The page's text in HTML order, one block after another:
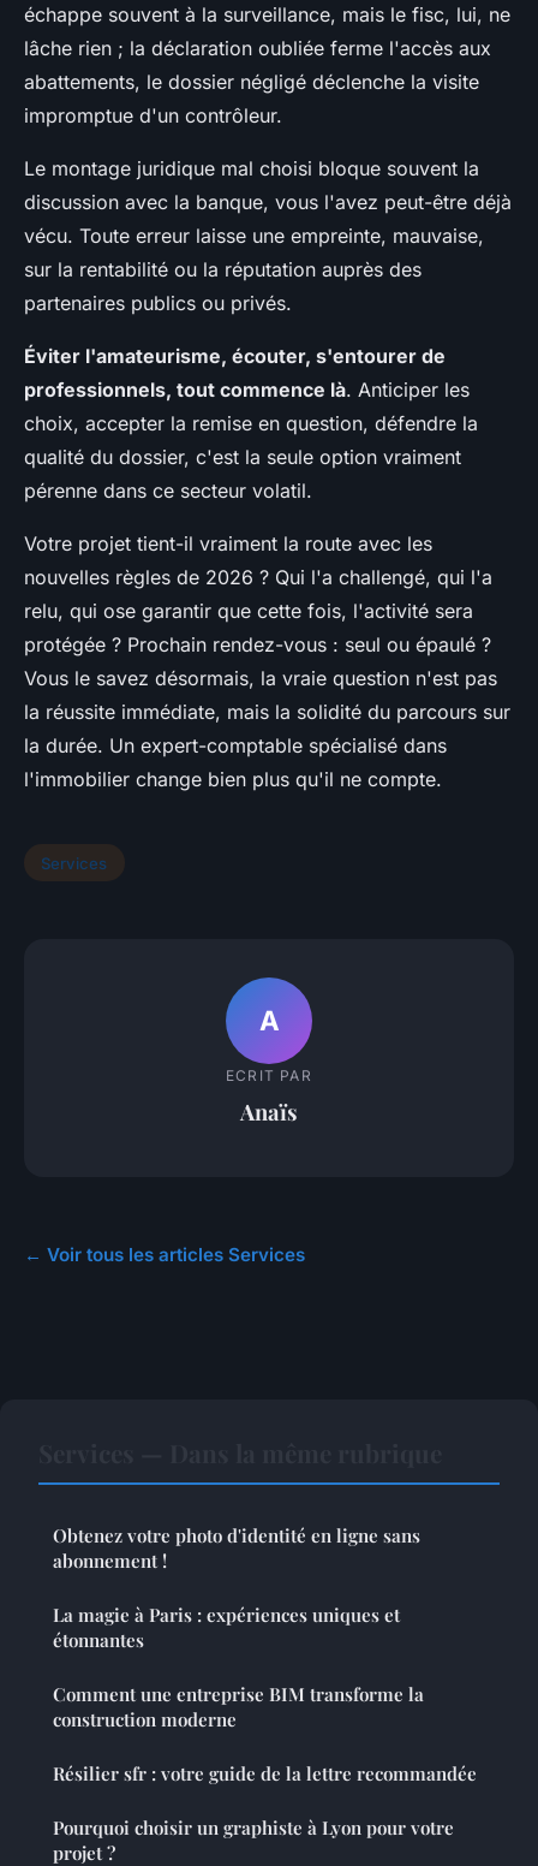
échappe souvent à la surveillance, mais le fisc, lui, ne
lâche rien ; la déclaration oubliée ferme l'accès aux
abattements, le dossier négligé déclenche la visite
impromptue d'un contrôleur.
Le montage juridique mal choisi bloque souvent la
discussion avec la banque, vous l'avez peut-être déjà
vécu. Toute erreur laisse une empreinte, mauvaise,
sur la rentabilité ou la réputation auprès des
partenaires publics ou privés.
Éviter l'amateurisme, écouter, s'entourer de
professionnels, tout commence là. Anticiper les
choix, accepter la remise en question, défendre la
qualité du dossier, c'est la seule option vraiment
pérenne dans ce secteur volatil.
Votre projet tient-il vraiment la route avec les
nouvelles règles de 2026 ? Qui l'a challengé, qui l'a
relu, qui ose garantir que cette fois, l'activité sera
protégée ? Prochain rendez-vous : seul ou épaulé ?
Vous le savez désormais, la vraie question n'est pas
la réussite immédiate, mais la solidité du parcours sur
la durée. Un expert-comptable spécialisé dans
l'immobilier change bien plus qu'il ne compte.
Services
A
ECRIT PAR
Anaïs
← Voir tous les articles Services
Obtenez votre photo d'identité en ligne sans
abonnement !
La magie à Paris : expériences uniques et
étonnantes
Comment une entreprise BIM transforme la
construction moderne
Résilier sfr : votre guide de la lettre recommandée
Pourquoi choisir un graphiste à Lyon pour votre
projet ?